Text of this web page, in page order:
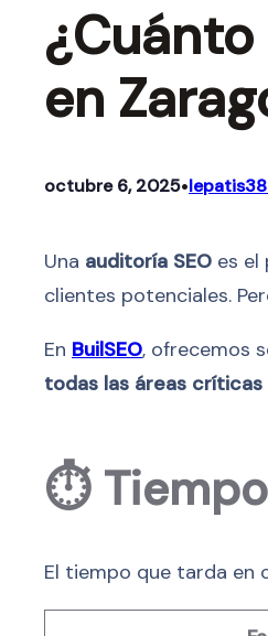
en
octubre 6, 2025•
Una auditoría SEO es el
clientes potenciales.
En BuilSEO, ofrecemos
todas las áreas críticas
⏱️
El tiempo que tarda en